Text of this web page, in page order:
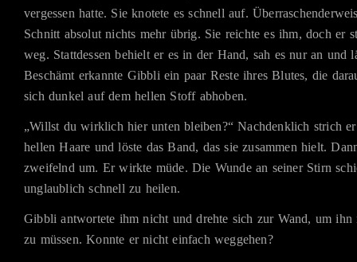
vergessen hatte. Sie knotete es schnell auf.
Schnitt absolut nichts mehr übrig. Sie reichte es ihm, doch er
weg. Stattdessen behielt er es in der Hand, sah es nur an und
Beschämt erkannte Gibbli ein paar Reste ihres Blutes, die
sich dunkel auf dem hellen Stoff abhoben.
„Willst du wirklich hier unten bleiben?“ Nachdenklich strich
hellen Haare und löste das Band, das sie zusammen hielt.
zweifelnd um. Er wirkte müde. Die Wunde an seiner Stirn
unglaublich schnell zu heilen.
Gibbli antwortete ihm nicht und drehte sich zur Wand, um ihn
zu müssen. Konnte er nicht einfach weggehen?